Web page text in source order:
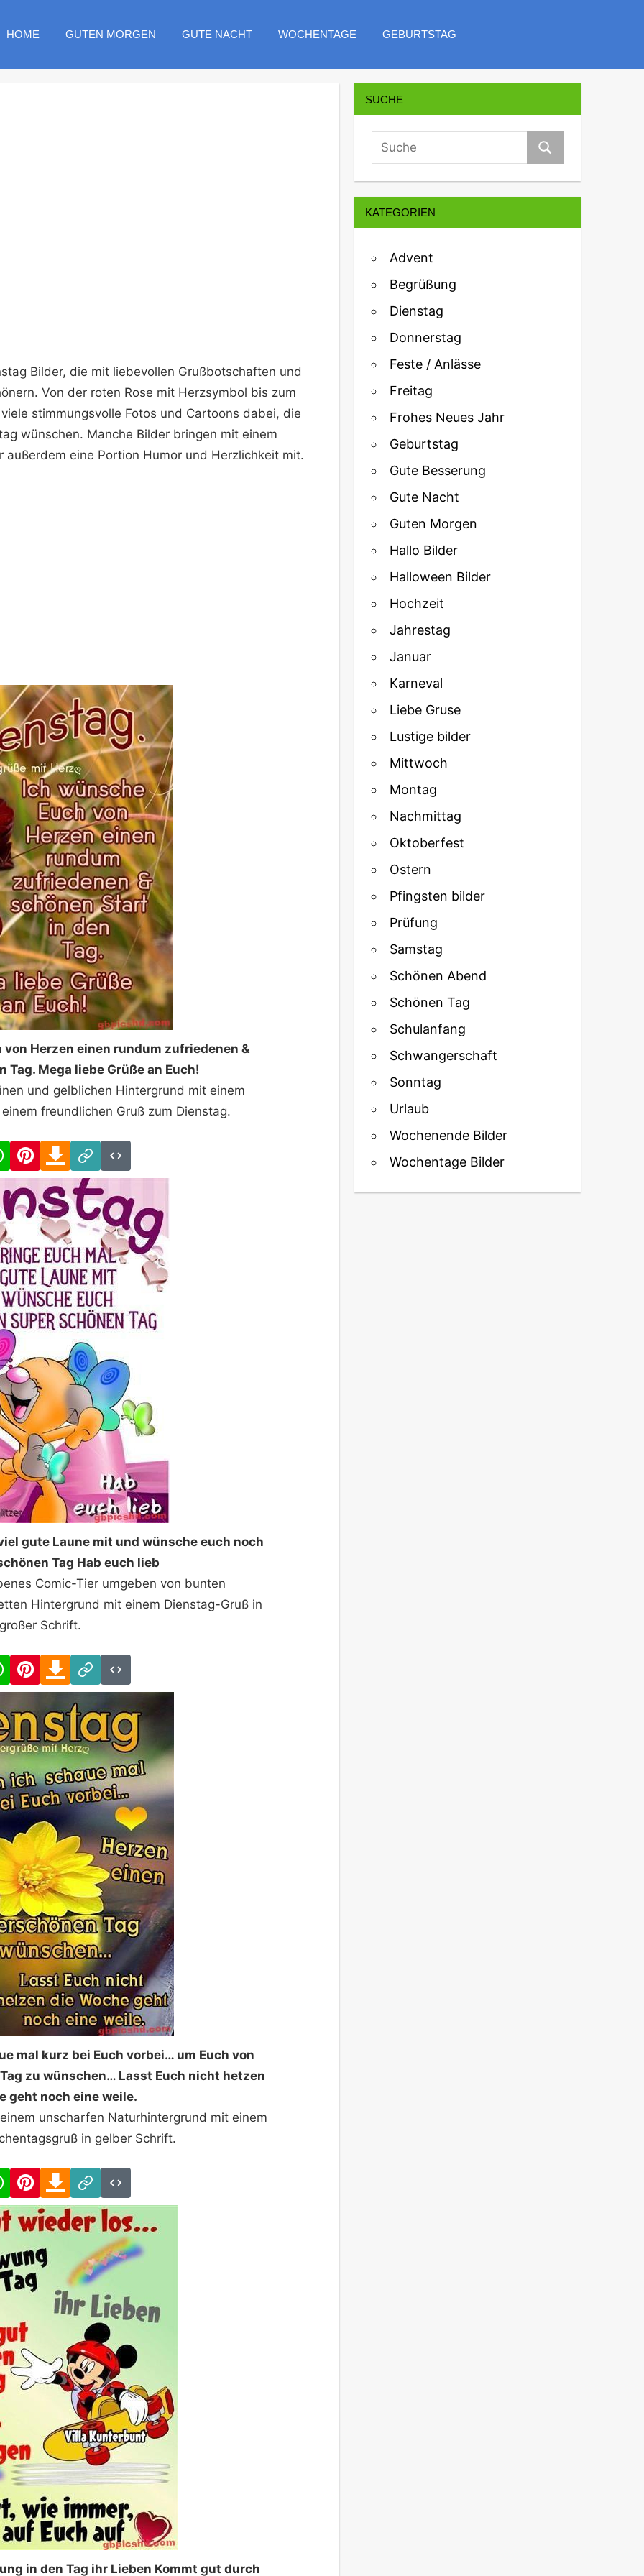
HOME GUTEN MORGEN GUTE NACHT WOCHENTAGE GEBURTSTAG
Bilder, die mit liebevollen Grußbotschaften und
Von der roten Rose mit Herzsymbol bis zum
stimmungsvolle Fotos und Cartoons dabei, die
wünschen. Manche Bilder bringen mit einem
eine Portion Humor und Herzlichkeit mit.
Herzen einen rundum zufriedenen &
Tag. Mega liebe Grüße an Euch!
und gelblichen Hintergrund mit einem
freundlichen Gruß zum Dienstag.
WhatsAppPinterestDownload
Link
gute Laune mit und wünsche euch noch
Tag Hab euch lieb
Comic-Tier umgeben von bunten
Hintergrund mit einem Dienstag-Gruß in
großer Schrift.
WhatsAppPinterestDownload
Link
mal kurz bei Euch vorbei… um Euch von
zu wünschen… Lasst Euch nicht hetzen
geht noch eine weile.
unscharfen Naturhintergrund mit einem
in gelber Schrift.
WhatsAppPinterestDownload
Link
in den Tag ihr Lieben Kommt gut durch
SUCHE
KATEGORIEN
Advent
Begrüßung
Dienstag
Donnerstag
Feste / Anlässe
Freitag
Frohes Neues Jahr
Geburtstag
Gute Besserung
Gute Nacht
Guten Morgen
Hallo Bilder
Halloween Bilder
Hochzeit
Jahrestag
Januar
Karneval
Liebe Gruse
Lustige bilder
Mittwoch
Montag
Nachmittag
Oktoberfest
Ostern
Pfingsten bilder
Prüfung
Samstag
Schönen Abend
Schönen Tag
Schulanfang
Schwangerschaft
Sonntag
Urlaub
Wochenende Bilder
Wochentage Bilder